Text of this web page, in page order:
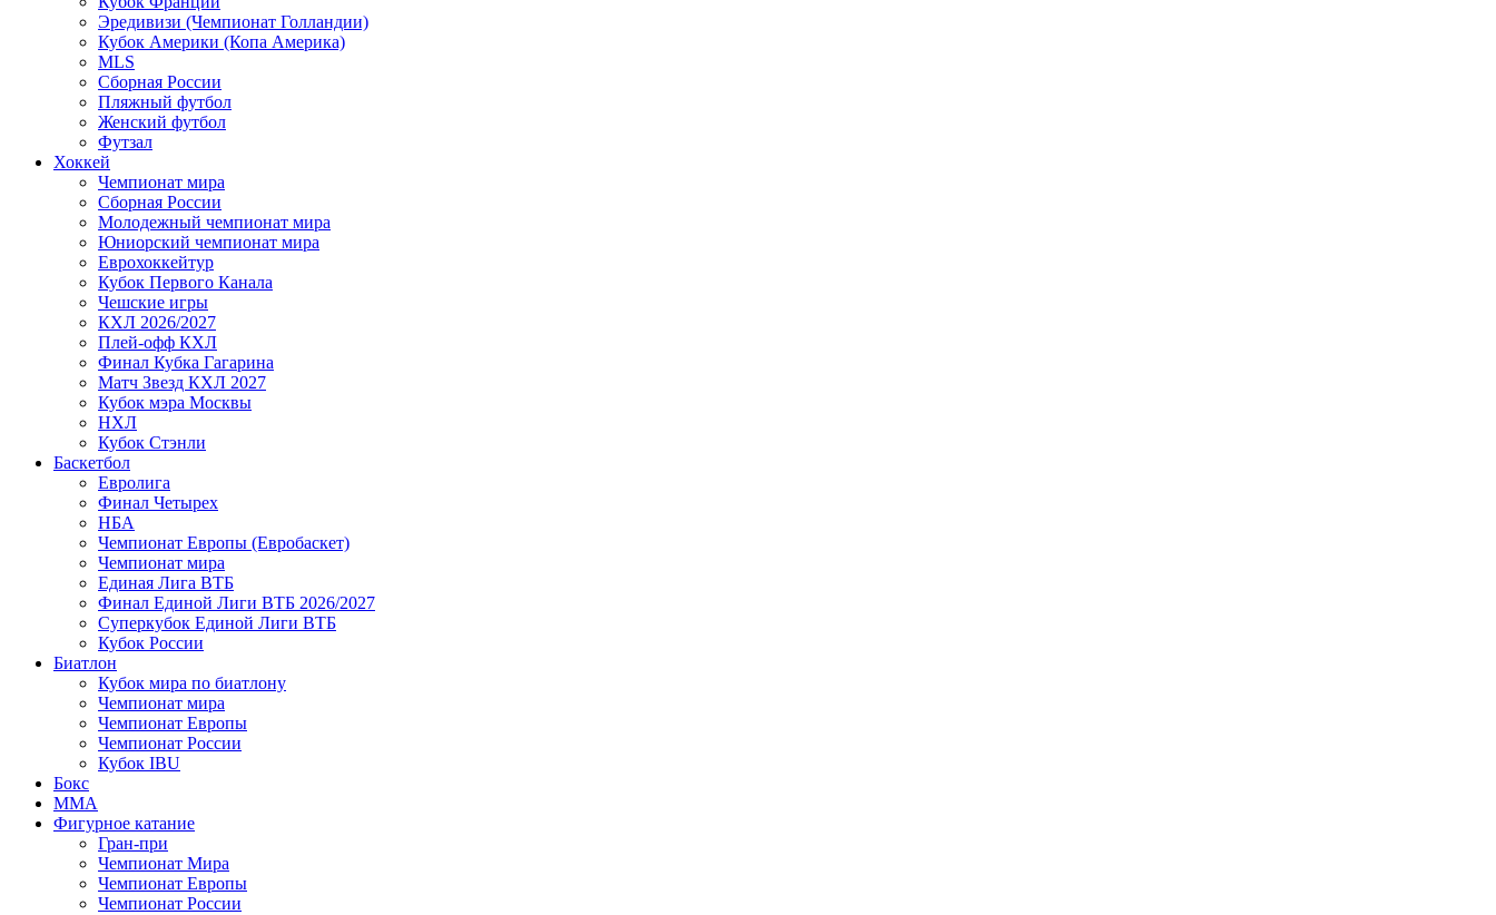
Эредивизи (Чемпионат Голландии)
Кубок Америки (Копа Америка)
MLS
Сборная России
Пляжный футбол
Женский футбол
Футзал
Хоккей
Чемпионат мира
Сборная России
Молодежный чемпионат мира
Юниорский чемпионат мира
Еврохоккейтур
Кубок Первого Канала
Чешские игры
КХЛ 2026/2027
Плей-офф КХЛ
Финал Кубка Гагарина
Матч Звезд КХЛ 2027
Кубок мэра Москвы
НХЛ
Кубок Стэнли
Баскетбол
Евролига
Финал Четырех
НБА
Чемпионат Европы (Евробаскет)
Чемпионат мира
Единая Лига ВТБ
Финал Единой Лиги ВТБ 2026/2027
Суперкубок Единой Лиги ВТБ
Кубок России
Биатлон
Кубок мира по биатлону
Чемпионат мира
Чемпионат Европы
Чемпионат России
Кубок IBU
Бокс
MMA
Фигурное катание
Гран-при
Чемпионат Мира
Чемпионат Европы
Чемпионат России